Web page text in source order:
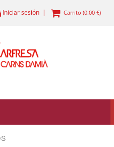
Iniciar sesión | Carrito (0.00 €)